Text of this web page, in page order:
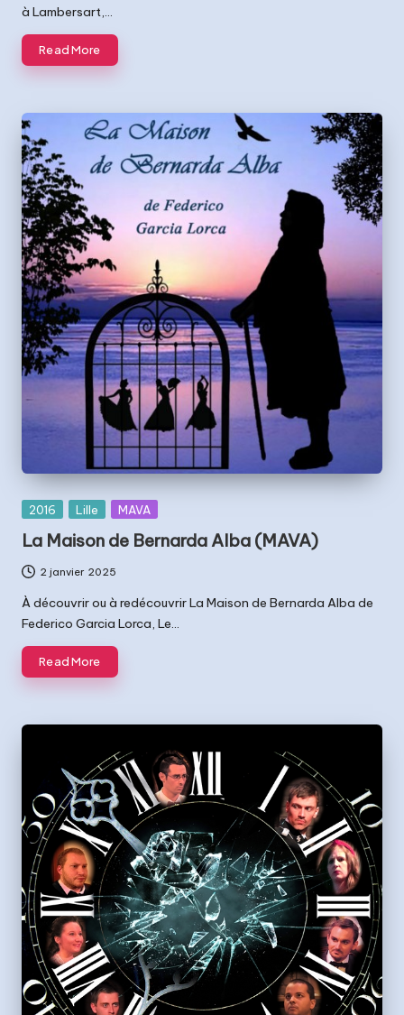
à Lambersart,…
Read More
Posted
2016 Lille MAVA
La Maison de Bernarda Alba (MAVA)
2 janvier 2025
À découvrir ou à redécouvrir La Maison de Bernarda Alba de
Federico Garcia Lorca, Le…
Read More